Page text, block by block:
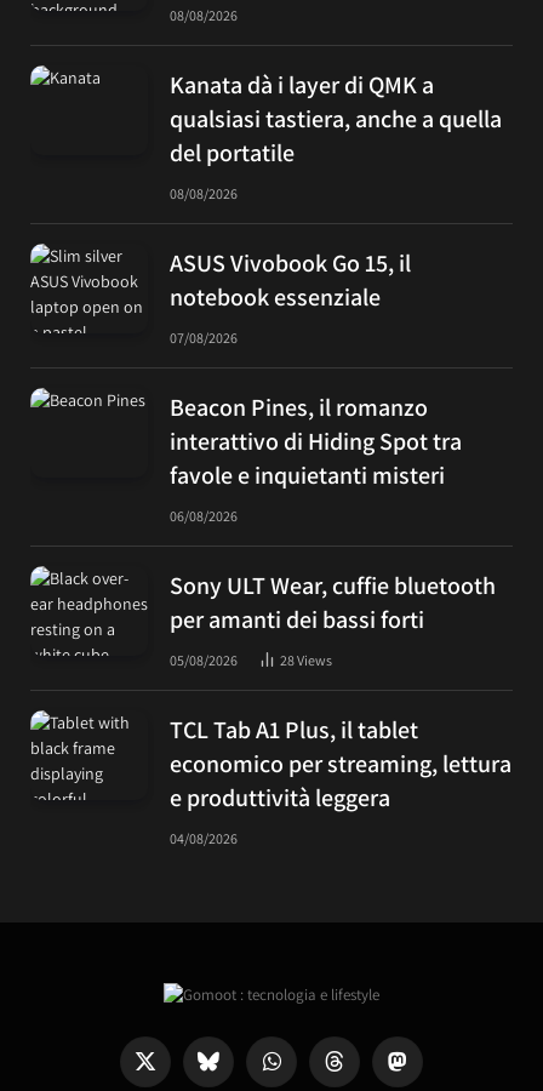
08/08/2026
Kanata dà i layer di QMK a
qualsiasi tastiera, anche a quella
del portatile
08/08/2026
ASUS Vivobook Go 15, il
notebook essenziale
07/08/2026
Beacon Pines, il romanzo
interattivo di Hiding Spot tra
favole e inquietanti misteri
06/08/2026
Sony ULT Wear, cuffie bluetooth
per amanti dei bassi forti
05/08/2026 28Views
TCL Tab A1 Plus, il tablet
economico per streaming, lettura
e produttività leggera
04/08/2026
X
Bluesky WhatsAppThreads Mastodon